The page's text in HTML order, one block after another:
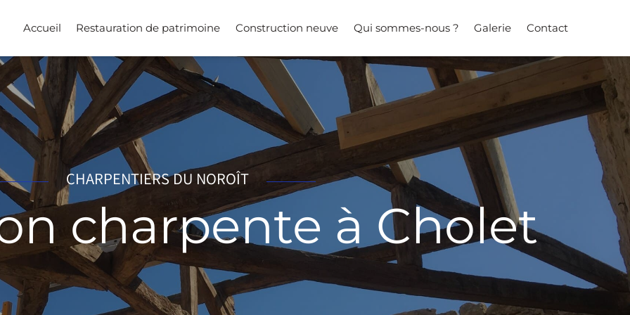
Accueil Restauration de patrimoine Construction neuve Qui sommes-nous ? Galerie Contact
CHARPENTIERS DU NOROÎT
charpente à Cholet